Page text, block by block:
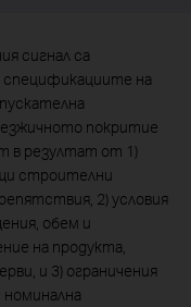
сигнал са
на
покритие
в резултат от 1)
строителни
2) условия
обем и
на продукта,
и 3) ограничения